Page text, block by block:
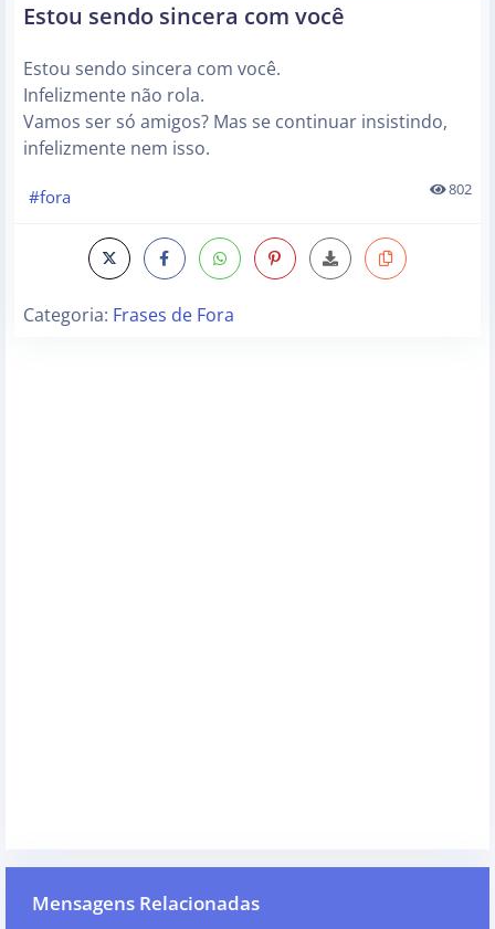
Estou sendo sincera com você
Estou sendo sincera com você.
Infelizmente não rola.
Vamos ser só amigos? Mas se continuar insistindo,
infelizmente nem isso.
#fora 802
Categoria: Frases de Fora
Mensagens Relacionadas